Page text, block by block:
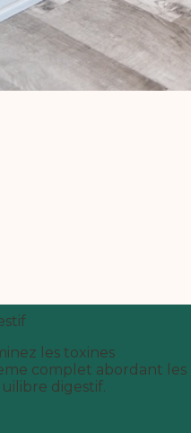
les toxines
complet abordant les
digestif.